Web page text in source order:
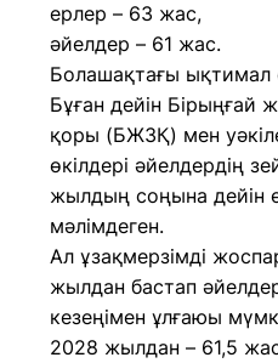
ерлер – 63 жас,
әйелдер – 61 жас.
Болашақтағы ықтимал
Бұған дейін Бірыңғай
қоры (БЖЗҚ) мен
өкілдері әйелдердің
жылдың соңына дейін
мәлімдеген.
Ал ұзақмерзімді
жылдан бастап
кезеңімен ұлғаюы
2028 жылдан – 61,5